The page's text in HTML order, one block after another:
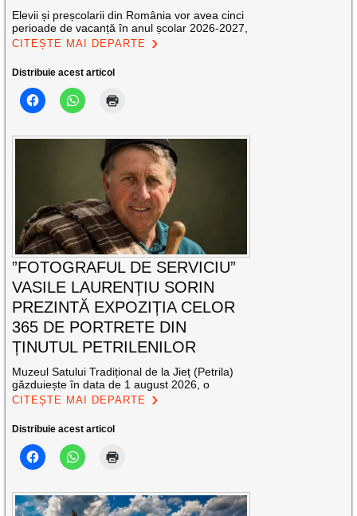
Elevii și preșcolarii din România vor avea cinci
perioade de vacanță în anul școlar 2026-2027,
CITEȘTE MAI DEPARTE
Distribuie acest articol
”FOTOGRAFUL DE SERVICIU”
VASILE LAURENȚIU SORIN
PREZINTĂ EXPOZIȚIA CELOR
365 DE PORTRETE DIN
ȚINUTUL PETRILENILOR
Muzeul Satului Tradițional de la Jieț (Petrila)
găzduiește în data de 1 august 2026, o
CITEȘTE MAI DEPARTE
Distribuie acest articol